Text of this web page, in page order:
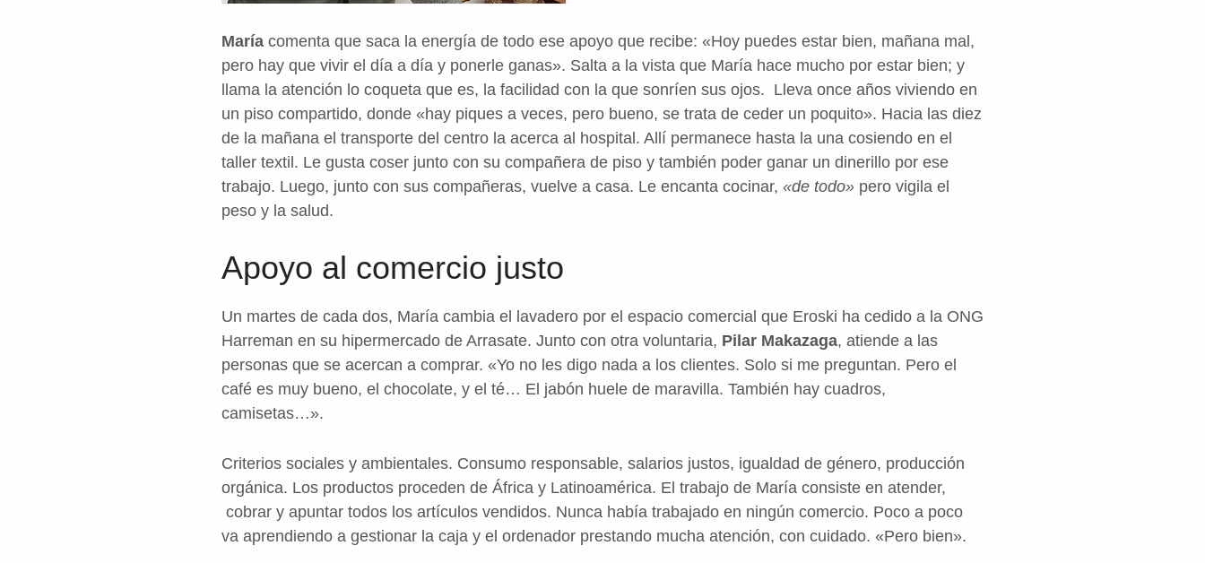
María comenta que saca la energía de todo ese apoyo que recibe: «Hoy puedes estar bien, mañana mal,
pero hay que vivir el día a día y ponerle ganas». Salta a la vista que María hace mucho por estar bien; y
llama la atención lo coqueta que es, la facilidad con la que sonríen sus ojos. Lleva once años viviendo en
un piso compartido, donde «hay piques a veces, pero bueno, se trata de ceder un poquito». Hacia las diez
de la mañana el transporte del centro la acerca al hospital. Allí permanece hasta la una cosiendo en el
taller textil. Le gusta coser junto con su compañera de piso y también poder ganar un dinerillo por ese
trabajo. Luego, junto con sus compañeras, vuelve a casa. Le encanta cocinar, «de todo» pero vigila el
peso y la salud.
Apoyo al comercio justo
Un martes de cada dos, María cambia el lavadero por el espacio comercial que Eroski ha cedido a la ONG
Harreman en su hipermercado de Arrasate. Junto con otra voluntaria, Pilar Makazaga, atiende a las
personas que se acercan a comprar. «Yo no les digo nada a los clientes. Solo si me preguntan. Pero el
café es muy bueno, el chocolate, y el té… El jabón huele de maravilla. También hay cuadros,
camisetas…».
Criterios sociales y ambientales. Consumo responsable, salarios justos, igualdad de género, producción
orgánica. Los productos proceden de África y Latinoamérica. El trabajo de María consiste en atender,
cobrar y apuntar todos los artículos vendidos. Nunca había trabajado en ningún comercio. Poco a poco
va aprendiendo a gestionar la caja y el ordenador prestando mucha atención, con cuidado. «Pero bien».